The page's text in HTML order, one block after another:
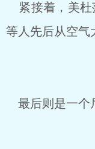
紧接着，美杜
等人先后从空气
最后则是一个